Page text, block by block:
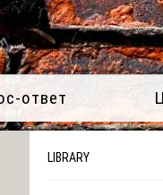
ответ
LIBRARY